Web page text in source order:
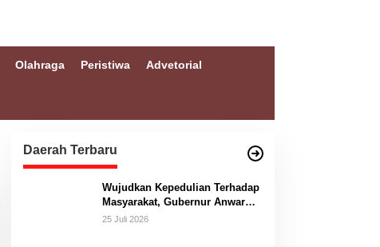
Olahraga Peristiwa Advetorial
Daerah Terbaru
Wujudkan Kepedulian Terhadap
Masyarakat, Gubernur Anwar
Hafid Bangun Jembatan
25 Juli 2026